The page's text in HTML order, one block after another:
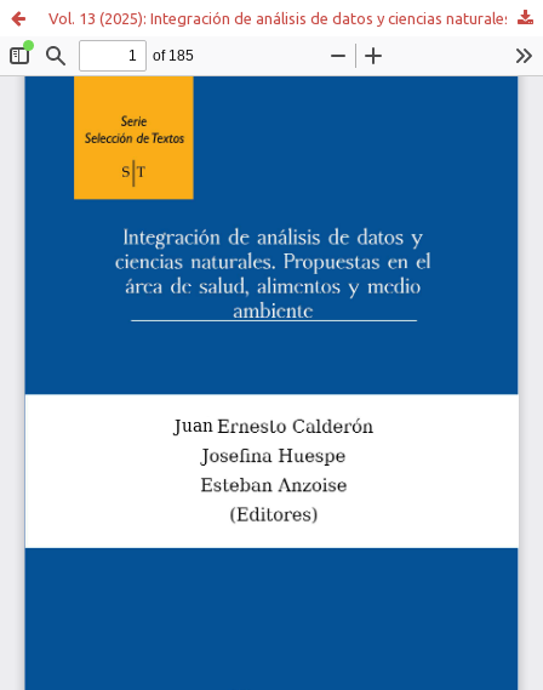
Vol. 13 (2025): Integración de análisis de datos y ciencias naturales. Propuestas en el área de salud, alimentos y medio ambiente